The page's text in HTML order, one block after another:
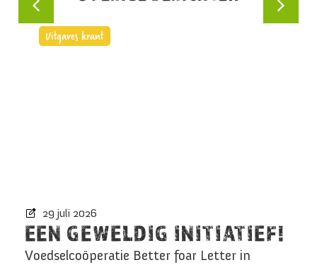
Uitgaves krant
29 juli 2026
EEN GEWELDIG INITIATIEF!
Voedselcoöperatie Better foar Letter in